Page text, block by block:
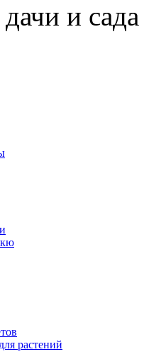
и сада
растений